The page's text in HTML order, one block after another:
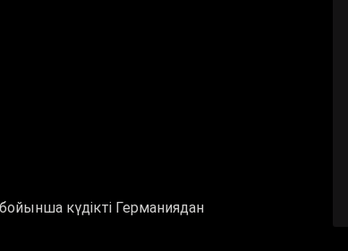
күдікті Германиядан